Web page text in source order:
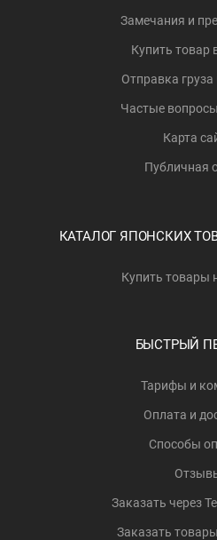
Замечания и
Купить товар
Отправка
Частые
Карта
Публичная
КАТАЛОГ ЯПОНСКИХ
Купить товары
БЫСТРЫЙ
Тарифы и
Оплата и
Способы
Заказать через
Заказать